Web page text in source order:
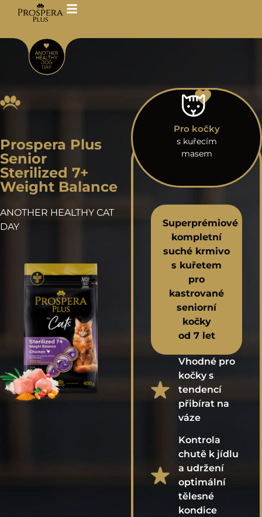
Prospera Plus
Senior
Sterilized 7+
Weight Balance
ANOTHER HEALTHY CAT
DAY
Pro kočky
s kuřecím
masem
Superprémiové
kompletní
suché krmivo
s kuřetem
pro
kastrované
seniorní
kočky
od 7 let
Vhodné pro
kočky s
tendencí
přibírat na
váze
Kontrola
chutě k jídlu
a udržení
optimální
tělesné
kondice